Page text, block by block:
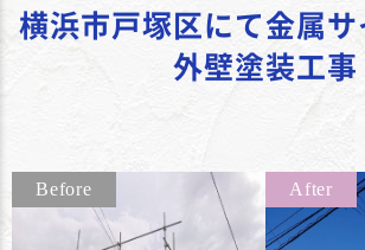
横浜市戸塚区にて金属
外壁塗装工事